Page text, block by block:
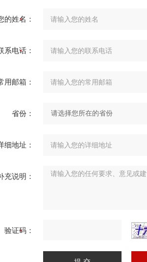
的姓名：
系电话：
用邮箱：
省份：
细地址：
充说明：
验证码：